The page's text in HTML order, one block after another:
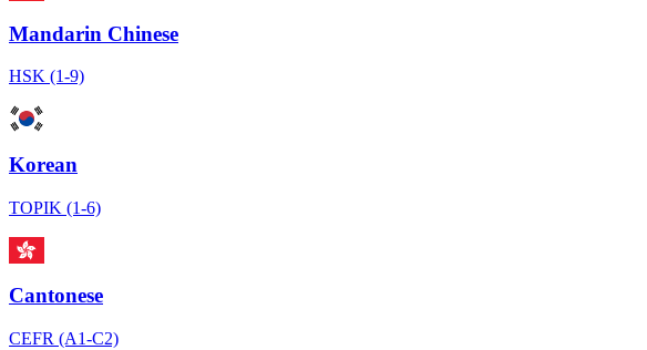
Mandarin Chinese
HSK (1-9)
Korean
TOPIK (1-6)
Cantonese
CEFR (A1-C2)